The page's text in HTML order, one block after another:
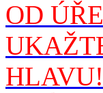
OD